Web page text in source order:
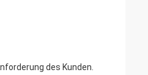
des Kunden.